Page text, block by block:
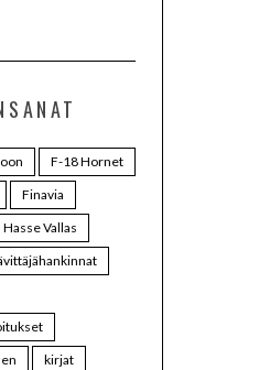
F-18 Hornet
Finavia
Hasse Vallas
kirjat